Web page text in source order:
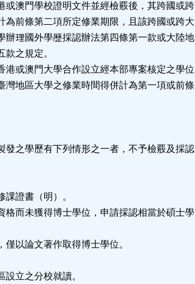
或澳門學校證明文件並經檢覈後，其跨國或跨
為前條第二項所定修業期限，且該跨國或跨大
辦理國外學歷採認辦法第四條第一款或大陸地
款之規定。
港或澳門大學合作設立經本部專案核定之學位
灣地區大學之修業時間得併計為第一項或前條
發之學歷有下列情形之一者，不予檢覈及採認
課證書（明）。
格而未獲得博士學位，申請採認相當於碩士學
僅以論文著作取得博士學位。
立之分校就讀。